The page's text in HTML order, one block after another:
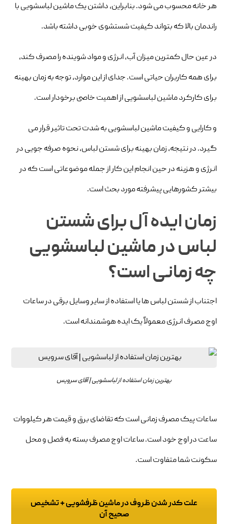
هر خانه محسوب می شود. بنابراین، داشتن یک ماشین لباسشویی با
راندمان بالا که بتواند کیفیت شستشوی خوبی داشته باشد.
در عین حال کمترین میزان آب، انرژی و مواد شوینده را مصرف کند،
برای همه کاربران حیاتی است. جدای از این موارد، توجه به زمان بهینه
برای کارکرد ماشین لباسشویی از اهمیت خاصی برخودار است.
و کارایی و کیفیت ماشین لباسشویی به شدت تحت تاثیر قرار می
گیرد. در نتیجه، زمان بهینه برای شستن لباس، نحوه صرفه جویی در
انرژی و هزینه در حین انجام این کار از جمله موضوعاتی است که در
بیشتر کشورهایی پیشرفته مورد بحث است.
زمان ایده آل برای شستن
لباس در ماشین لباسشویی
چه زمانی است؟
اجتناب از شستن لباس ها یا استفاده از سایر وسایل برقی در ساعات
اوج مصرف انرژی معمولاً یک ایده هوشمندانه است.
بهترین زمان استفاده از لباسشویی | آقای سرویس
ساعات پیک مصرف زمانی است که تقاضای برق و قیمت هر کیلووات
ساعت در اوج خود است. ساعات اوج مصرف بسته به فصل و محل
سکونت شما متفاوت است.
علت کدر شدن ظروف در ماشین ظرفشویی + تشخیص
صحیح آن